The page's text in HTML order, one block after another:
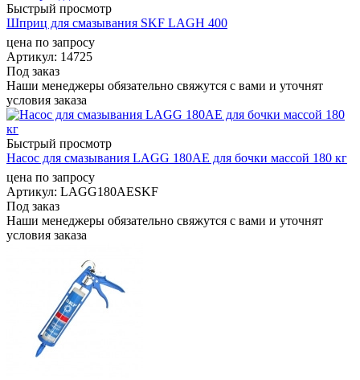
Быстрый просмотр
Шприц для смазывания SKF LAGH 400
цена по запросу
Артикул: 14725
Под заказ
Наши менеджеры обязательно свяжутся с вами и уточнят
условия заказа
Быстрый просмотр
Насос для смазывания LAGG 180AE для бочки массой 180 кг
цена по запросу
Артикул: LAGG180AESKF
Под заказ
Наши менеджеры обязательно свяжутся с вами и уточнят
условия заказа